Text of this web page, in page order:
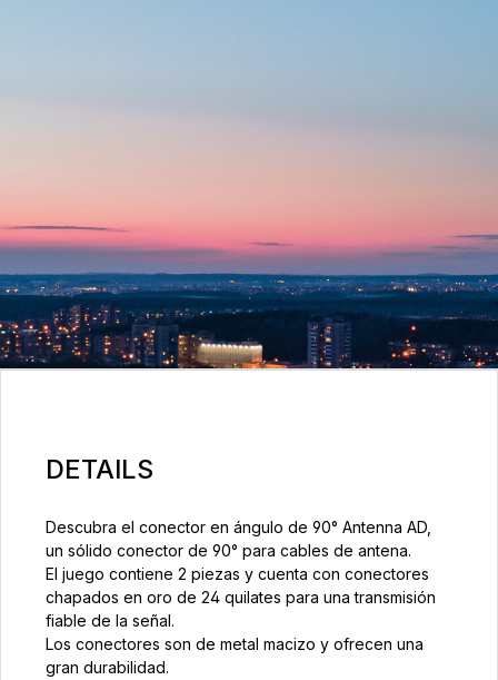
DETAILS
Descubra el conector en ángulo de 90° Antenna AD,
un sólido conector de 90° para cables de antena.
El juego contiene 2 piezas y cuenta con conectores
chapados en oro de 24 quilates para una transmisión
fiable de la señal.
Los conectores son de metal macizo y ofrecen una
gran durabilidad.